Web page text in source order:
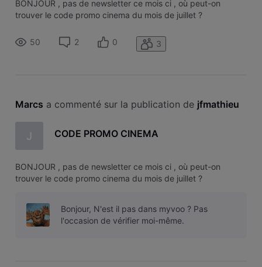
BONJOUR , pas de newsletter ce mois ci , où peut-on
trouver le code promo cinema du mois de juillet ?
50 2 0 3
Marcs a commenté sur la publication de jfmathieu
J CODE PROMO CINEMA
BONJOUR , pas de newsletter ce mois ci , où peut-on
trouver le code promo cinema du mois de juillet ?
Bonjour, N'est il pas dans myvoo ? Pas
l'occasion de vérifier moi-même.